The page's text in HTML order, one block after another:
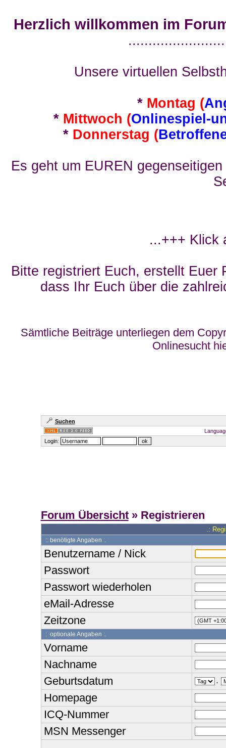
Herzlich willkommen im
Unsere virtuellen
* Montag (
* Mittwoch (Onlinespiel-
* Donnerstag (
Es geht um EUREN
...+++ Klick
Bitte registriert Euch, erstellt Euer
dass Ihr Euch über die
Sämtliche Beiträge unterliegen dem
Onlinesucht
Suchen
Login:
Forum Übersicht» Registrieren
.:
:: benötigte Angaben :.
Benutzername / Nick
Passwort
Passwort wiederholen
eMail-Adresse
Zeitzone
:: optionale Angaben :.
Vorname
Nachname
Geburtsdatum
.
Homepage
ICQ-Nummer
MSN Messenger